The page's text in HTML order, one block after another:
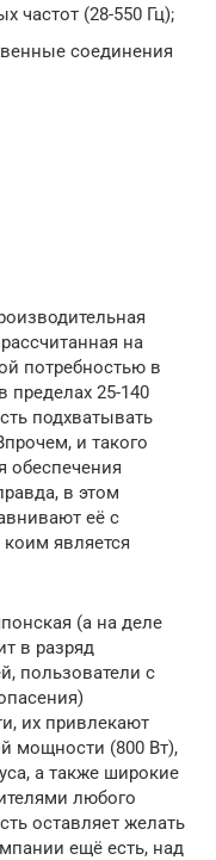
частот (28-550 Гц);
соединения
на
потребностью в
пределах 25-140
подхватывать
и такого
обеспечения
в этом
её с
коим является
(а на деле
в разряд
пользователи с
их привлекают
мощности (800 Вт),
а также широкие
любого
оставляет желать
ещё есть, над